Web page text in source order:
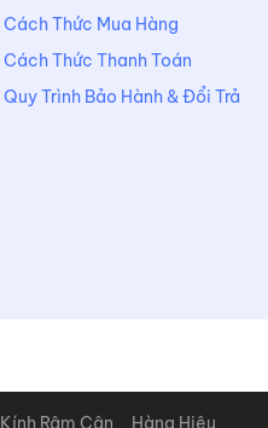
Cách Thức Mua Hàng
Cách Thức Thanh Toán
Quy Trình Bảo Hành & Đổi Trả
Kính Râm Cận Hàng Hiệu